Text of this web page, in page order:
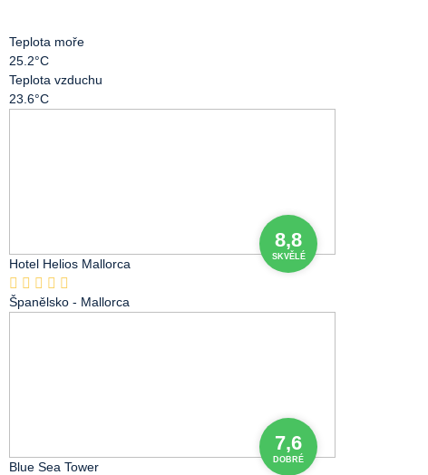
Teplota moře
25.2°C
Teplota vzduchu
23.6°C
8,8
SKVĚLÉ
Hotel Helios Mallorca
Španělsko - Mallorca
7,6
DOBRÉ
Blue Sea Tower